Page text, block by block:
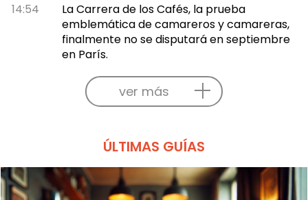
14:54
La Carrera de los Cafés, la prueba
emblemática de camareros y camareras,
finalmente no se disputará en septiembre
en París.
ver más
ÚLTIMAS GUÍAS